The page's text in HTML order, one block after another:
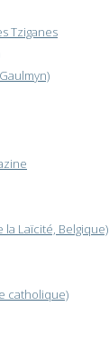
Tziganes
la Laïcité, Belgique)
catholique)